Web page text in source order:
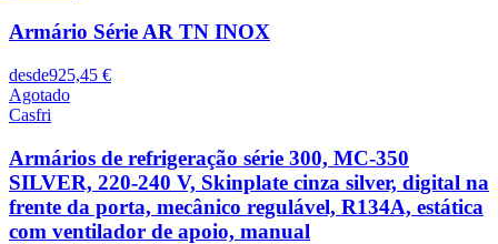
Armário Série AR TN INOX
desde925,45 €
Agotado
Casfri
Armários de refrigeração série 300, MC-350
SILVER, 220-240 V, Skinplate cinza silver, digital na
frente da porta, mecânico regulável, R134A, estática
com ventilador de apoio, manual